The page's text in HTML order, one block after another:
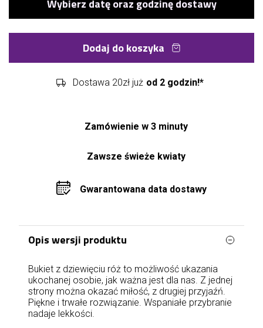
Dodaj do koszyka
Dostawa 20zł już od 2 godzin!*
Zamówienie w 3 minuty
Zawsze świeże kwiaty
Gwarantowana data dostawy
Opis wersji produktu
Bukiet z dziewięciu róż to możliwość ukazania
ukochanej osobie, jak ważna jest dla nas. Z jednej
strony można okazać miłość, z drugiej przyjaźń.
Piękne i trwałe rozwiązanie. Wspaniałe przybranie
nadaje lekkości.